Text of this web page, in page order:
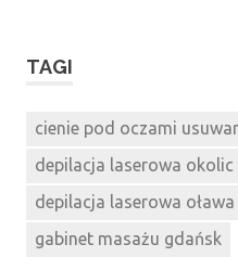
TAGI
cienie pod oczami
depilacja laserowa okolic
depilacja laserowa oława
gabinet masażu gdańsk